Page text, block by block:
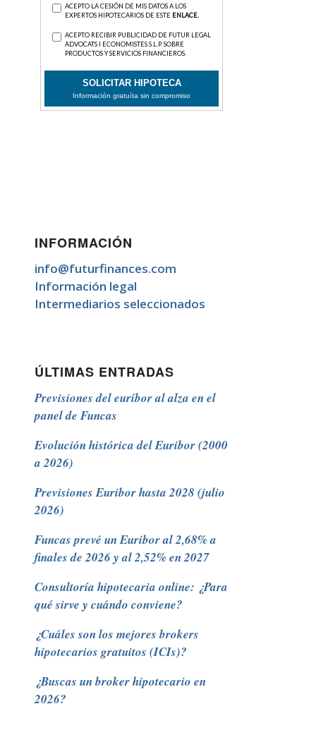
INFORMACIÓN
info@futurfinances.com
Información legal
Intermediarios seleccionados
ÚLTIMAS ENTRADAS
Previsiones del euríbor al alza en el
panel de Funcas
Evolución histórica del Euribor (2000
a 2026)
Previsiones Euribor hasta 2028 (julio
2026)
Funcas prevé un Euribor al 2,68% a
finales de 2026 y al 2,52% en 2027
Consultoría hipotecaria online: ¿Para
qué sirve y cuándo conviene?
¿Cuáles son los mejores brokers
hipotecarios gratuitos (ICIs)?
¿Buscas un broker hipotecario en
2026?